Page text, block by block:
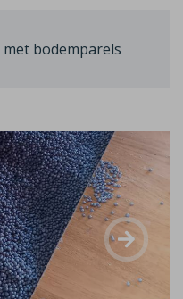
bodemparels